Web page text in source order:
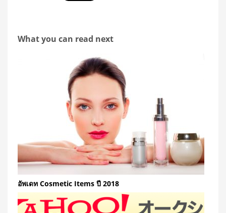
What you can read next
อัพเดท Cosmetic Items ปี 2018